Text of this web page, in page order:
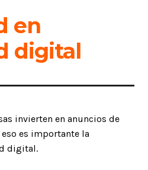
en
digital
invierten en anuncios de
es importante la
digital.